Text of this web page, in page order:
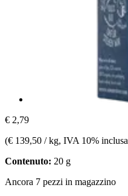
€ 2,79
(€ 139,50 / kg, IVA 10% inclusa
Contenuto: 20 g
Ancora 7 pezzi in magazzino